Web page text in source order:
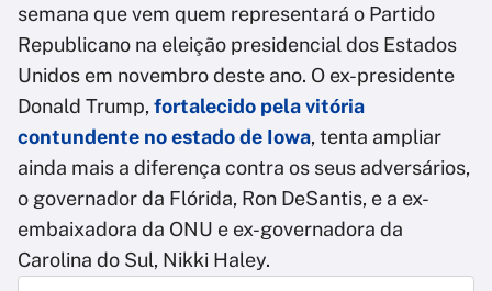
semana que vem quem representará o Partido
Republicano na eleição presidencial dos Estados
Unidos em novembro deste ano. O ex-presidente
Donald Trump, fortalecido pela vitória
contundente no estado de Iowa, tenta ampliar
ainda mais a diferença contra os seus adversários,
o governador da Flórida, Ron DeSantis, e a ex-
embaixadora da ONU e ex-governadora da
Carolina do Sul, Nikki Haley.